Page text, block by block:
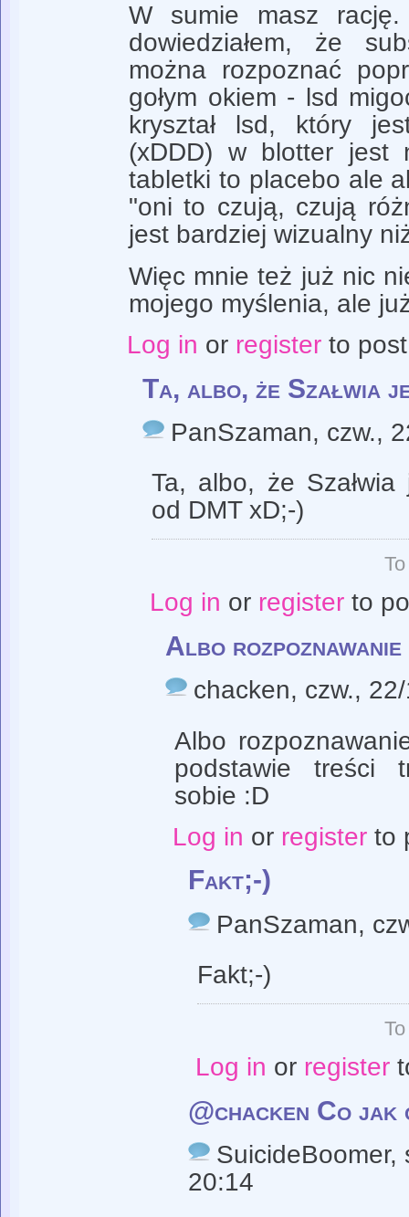
W sumie masz
dowiedziałem, że
można rozpoznać
gołym okiem - lsd
kryształ lsd, który
(xDDD) w blotter jest
tabletki to placebo ale
"oni to czują, czują
jest bardziej wizualny
Więc mnie też już nic
mojego myślenia, ale
Log in or registerto post
Ta, albo, że Szałwia
PanSzaman, czw.,
Ta, albo, że
od DMT xD;-)
Log in or registerto
Albo
chacken, czw.,
Albo
podstawie treści
sobie :D
Log in or registerto
Fakt;-)
PanSzaman,
Fakt;-)
Log in or register
@chacken Co jak
SuicideBoomer,
20:14